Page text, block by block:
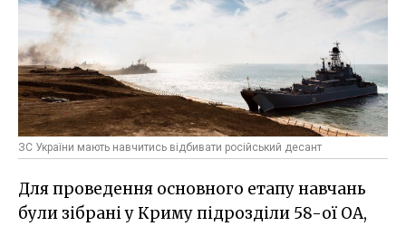
ЗС України мають навчитись відбивати російський десант
Для проведення основного етапу навчань
були зібрані у Криму підрозділи 58-ої ОА,